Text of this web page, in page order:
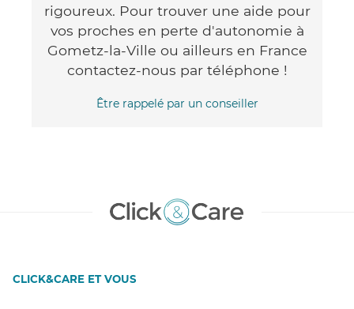
rigoureux. Pour trouver une aide pour
vos proches en perte d'autonomie à
Gometz-la-Ville ou ailleurs en France
contactez-nous par téléphone !
Être rappelé par un conseiller
CLICK&CARE ET VOUS